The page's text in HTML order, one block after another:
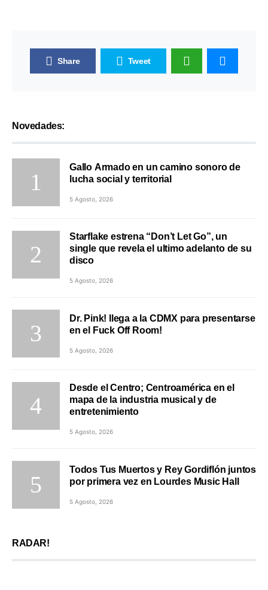
Share Tweet
Novedades:
Gallo Armado en un camino sonoro de
lucha social y territorial
5 Agosto, 2026
Starflake estrena “Don’t Let Go”, un
single que revela el ultimo adelanto de su
disco
5 Agosto, 2026
Dr. Pink! llega a la CDMX para presentarse
en el Fuck Off Room!
5 Agosto, 2026
Desde el Centro; Centroamérica en el
mapa de la industria musical y de
entretenimiento
5 Agosto, 2026
Todos Tus Muertos y Rey Gordiflón juntos
por primera vez en Lourdes Music Hall
5 Agosto, 2026
RADAR!